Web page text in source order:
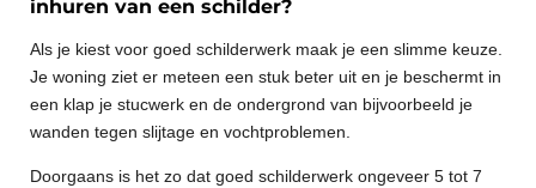
inhuren van een schilder?
Als je kiest voor goed schilderwerk maak je een slimme keuze.
Je woning ziet er meteen een stuk beter uit en je beschermt in
een klap je stucwerk en de ondergrond van bijvoorbeeld je
wanden tegen slijtage en vochtproblemen.
Doorgaans is het zo dat goed schilderwerk ongeveer 5 tot 7